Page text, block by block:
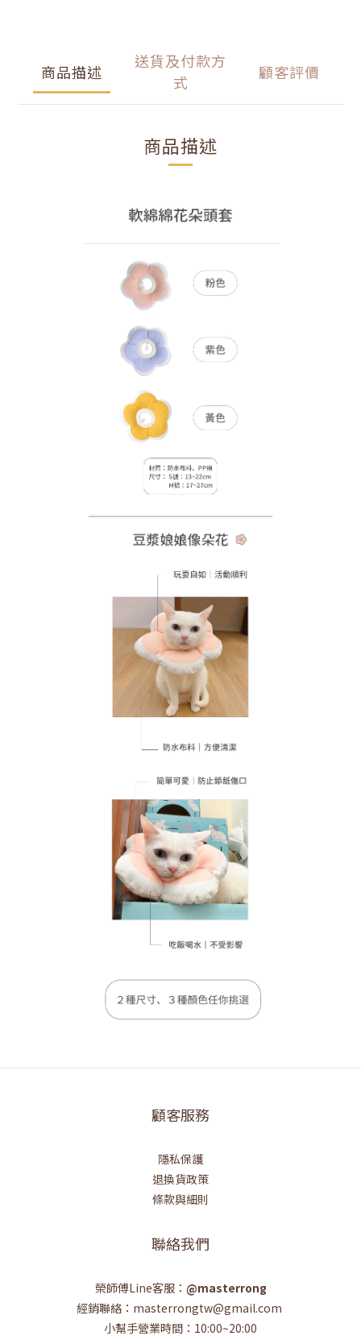
商品描述
送貨及付款方
式
顧客評價
商品描述
顧客服務
隱私保護
退換貨政策
條款與細則
聯絡我們
榮師傅Line客服： @masterrong
經銷聯絡：masterrongtw@gmail.com
小幫手營業時間：10:00~20:00